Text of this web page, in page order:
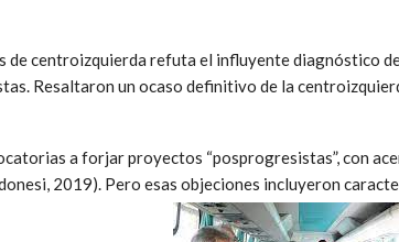
de centroizquierda refuta el influyente diagnóstico
Resaltaron un ocaso definitivo de la
a forjar proyectos “posprogresistas”, con
2019). Pero esas objeciones incluyeron